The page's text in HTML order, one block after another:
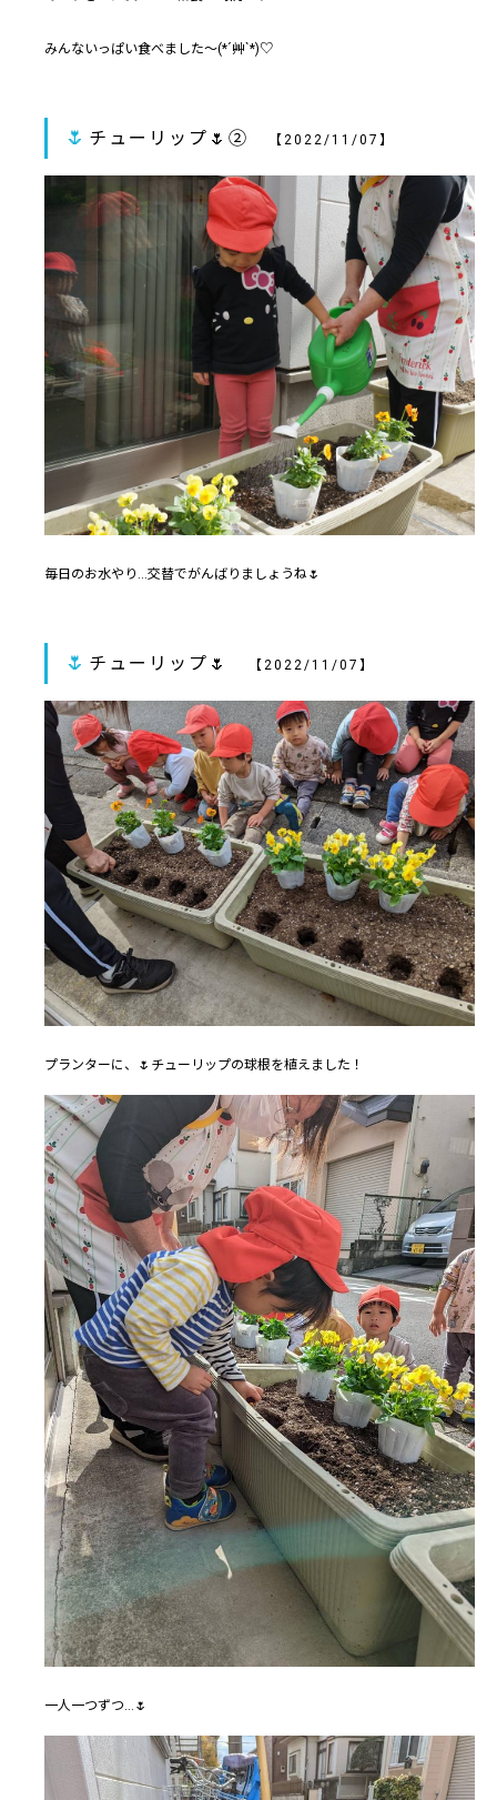
みんないっぱい食べました～(*´艸`*)♡
🌷 チューリップ🌷➁ 【2022/11/07】
毎日のお水やり…交替でがんばりましょうね🌷
🌷 チューリップ🌷 【2022/11/07】
プランターに、🌷チューリップの球根を植えました！
一人一つずつ…🌷